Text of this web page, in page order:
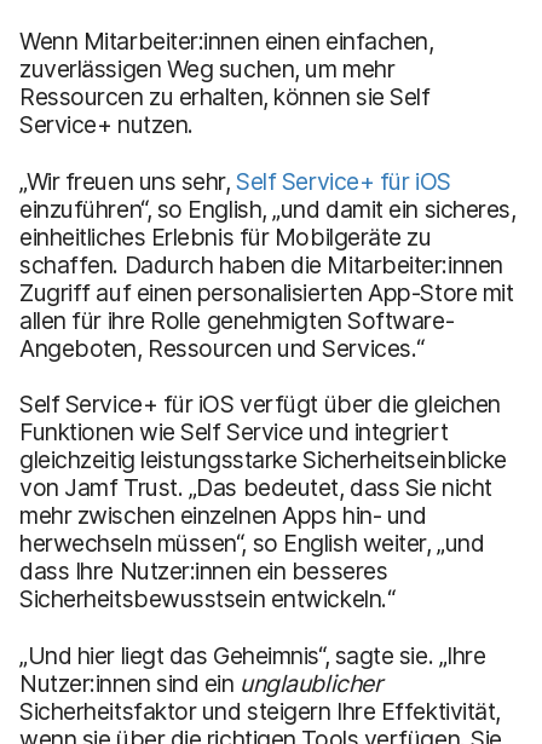
Wenn Mitarbeiter:innen einen einfachen,
zuverlässigen Weg suchen, um mehr
Ressourcen zu erhalten, können sie Self
Service+ nutzen.
„Wir freuen uns sehr,Self Service+ für iOS
einzuführen“, so English, „und damit ein sicheres,
einheitliches Erlebnis für Mobilgeräte zu
schaffen. Dadurch haben die Mitarbeiter:innen
Zugriff auf einen personalisierten App-Store mit
allen für ihre Rolle genehmigten Software-
Angeboten, Ressourcen und Services.“
Self Service+ für iOS verfügt über die gleichen
Funktionen wie Self Service und integriert
gleichzeitig leistungsstarke Sicherheitseinblicke
von Jamf Trust. „Das bedeutet, dass Sie nicht
mehr zwischen einzelnen Apps hin- und
herwechseln müssen“, so English weiter, „und
dass Ihre Nutzer:innen ein besseres
Sicherheitsbewusstsein entwickeln.“
„Und hier liegt das Geheimnis“, sagte sie. „Ihre
Nutzer:innen sind ein unglaublicher
Sicherheitsfaktor und steigern Ihre Effektivität,